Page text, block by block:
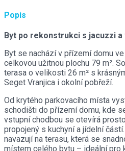
Popis
Byt po rekonstrukci s jacuzzi a
Byt se nachází v přízemí domu
celkovou užitnou plochu 79 m².
terasa o velikosti 26 m² s
Seget Vranjica i okolní pobřeží.
Od krytého parkovacího místa
schodišti do přízemí domu, kde
vstupní chodbou se otevírá
propojený s kuchyní a jídelní
navazují na terasu, která se
místem celého bytu – ideální pro